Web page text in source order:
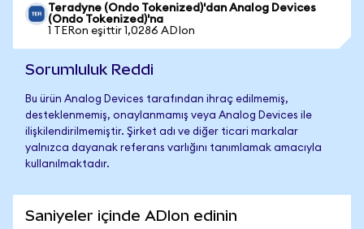
Teradyne (Ondo Tokenized)'dan Analog Devices
(Ondo Tokenized)'na
1 TERon eşittir 1,0286 ADIon
Sorumluluk Reddi
Bu ürün Analog Devices tarafından ihraç edilmemiş,
desteklenmemiş, onaylanmamış veya Analog Devices ile
ilişkilendirilmemiştir. Şirket adı ve diğer ticari markalar
yalnızca dayanak referans varlığını tanımlamak amacıyla
kullanılmaktadır.
Saniyeler içinde ADIon edinin